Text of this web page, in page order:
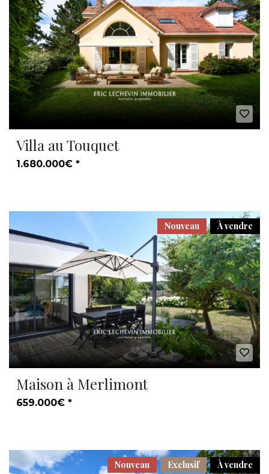
Villa au Touquet
1.680.000€ *
À vendre
Nouveau
Maison à Merlimont
659.000€ *
À vendre
Exclusif
Nouveau